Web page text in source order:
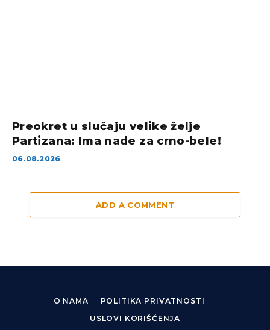
Preokret u slučaju velike želje
Partizana: Ima nade za crno-bele!
06.08.2026
ADD A COMMENT
O NAMA
POLITIKA PRIVATNOSTI
USLOVI KORIŠĆENJA